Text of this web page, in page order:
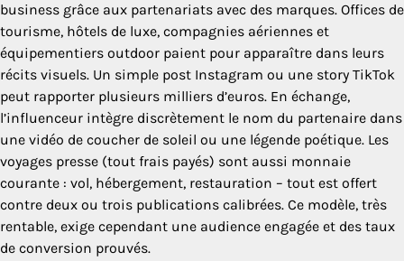
business grâce aux partenariats avec des marques. Offices de
tourisme, hôtels de luxe, compagnies aériennes et
équipementiers outdoor paient pour apparaître dans leurs
récits visuels. Un simple post Instagram ou une story TikTok
peut rapporter plusieurs milliers d’euros. En échange,
l’influenceur intègre discrètement le nom du partenaire dans
une vidéo de coucher de soleil ou une légende poétique. Les
voyages presse (tout frais payés) sont aussi monnaie
courante : vol, hébergement, restauration – tout est offert
contre deux ou trois publications calibrées. Ce modèle, très
rentable, exige cependant une audience engagée et des taux
de conversion prouvés.